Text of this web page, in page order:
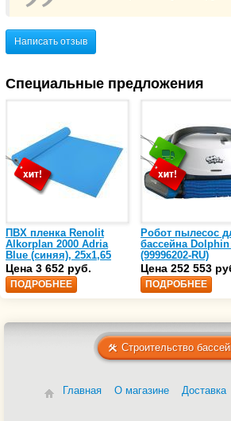
Написать отзыв
Специальные предложения
ПВХ пленка Renolit
Alkorplan 2000 Adria
Blue (синяя), 25х1,65
(35216203)
Цена 3 652 руб.
ПОДРОБНЕЕ
Робот пылесос
бассейна Dolphin
(99996202-RU)
Цена 252 553
ПОДРОБНЕЕ
Строительство
Главная О магазине Доставка